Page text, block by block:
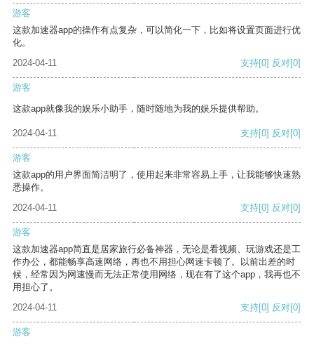
游客
这款加速器app的操作有点复杂，可以简化一下，比如将设置页面进行优
化。
2024-04-11
支持[0] 反对[0]
游客
这款app就像我的娱乐小助手，随时随地为我的娱乐提供帮助。
2024-04-11 支持[0] 反对[0]
游客
这款app的用户界面简洁明了，使用起来非常容易上手，让我能够快速熟
悉操作。
2024-04-11
支持[0] 反对[0]
游客
这款加速器app简直是居家旅行必备神器，无论是看视频、玩游戏还是工
作办公，都能畅享高速网络，再也不用担心网速卡顿了。以前出差的时
候，经常因为网速慢而无法正常使用网络，现在有了这个app，我再也不
用担心了。
2024-04-11
支持[0] 反对[0]
游客